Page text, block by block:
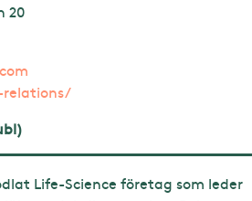
20
relations/
Life-Science företag som leder